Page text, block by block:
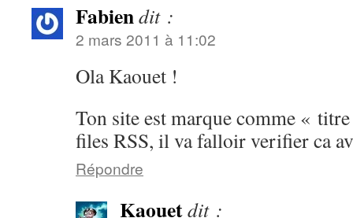
Fabiendit :
2 mars 2011 à 11:02
Ola Kaouet !
Ton site est marque comme «
files RSS, il va falloir verifier ca
Répondre
Kaouetdit :